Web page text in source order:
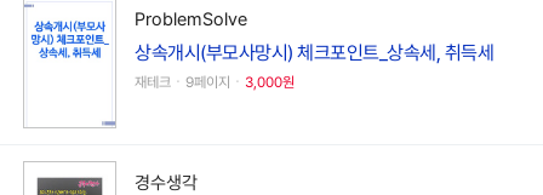
ProblemSolve
상속개시(부모사망시) 체크포인트_상속세, 취득세
재테크ㆍ9페이지ㆍ 3,000원
경수생각